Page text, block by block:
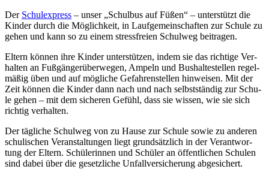
Der Schul­ex­press – un­ser „Schul­bus auf Fü­ßen“ – un­ter­stützt die
Kin­der durch die Mög­lich­keit, in Lauf­ge­mein­schaf­ten zur Schu­le zu
ge­hen und kann so zu ei­nem stress­frei­en Schul­weg bei­tra­gen.
El­tern kön­nen ihre Kin­der un­ter­stüt­zen, in­dem sie das rich­ti­ge Ver­
hal­ten an Fuß­gän­ger­über­we­gen, Am­peln und Bus­hal­te­stel­len re­gel­
mä­ßig üben und auf mög­li­che Ge­fah­ren­stel­len hin­wei­sen. Mit der
Zeit kön­nen die Kin­der dann nach und nach selbst­stän­dig zur Schu­
le ge­hen – mit dem si­che­ren Ge­fühl, dass sie wis­sen, wie sie sich
rich­tig ver­hal­ten.
Der täg­li­che Schul­weg von zu Hau­se zur Schu­le so­wie zu an­de­ren
schu­li­schen Ver­an­stal­tun­gen liegt grund­sätz­lich in der Ver­ant­wor­
tung der El­tern. Schü­le­rin­nen und Schü­ler an öf­fent­li­chen Schu­len
sind da­bei über die ge­setz­li­che Un­fall­ver­si­che­rung ab­ge­si­chert.